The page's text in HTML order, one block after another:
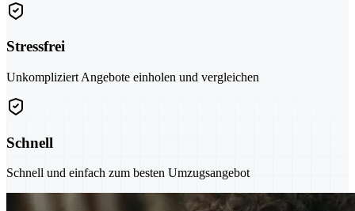
Stressfrei
Unkompliziert Angebote einholen und vergleichen
Schnell
Schnell und einfach zum besten Umzugsangebot